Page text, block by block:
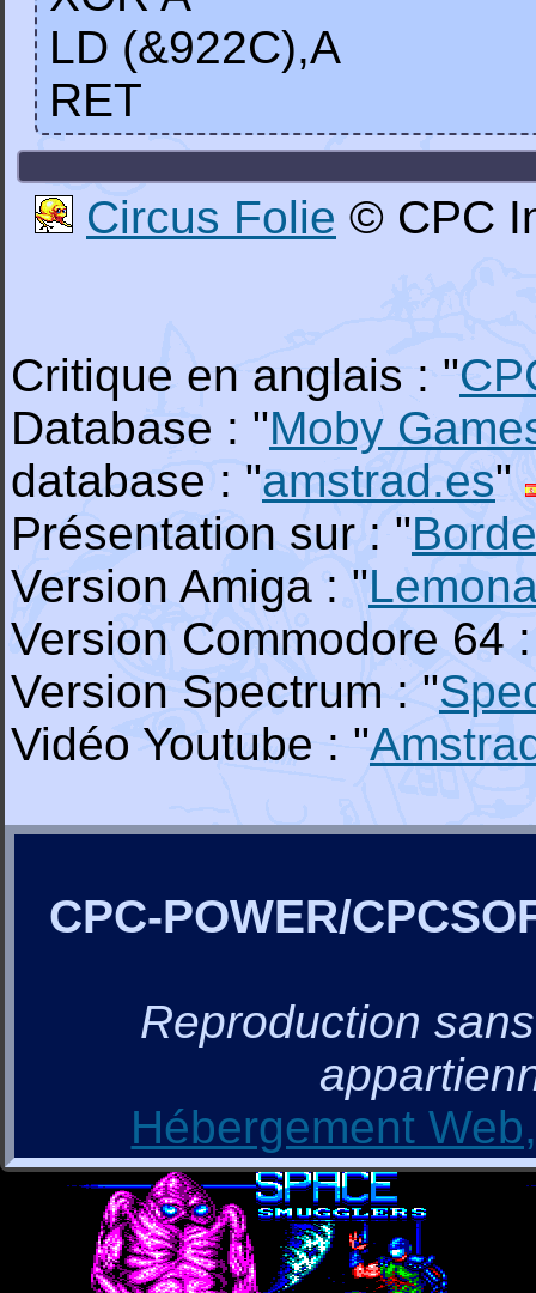
LD (&922C),A
RET
Circus Folie © CPC
Critique en anglais : "
Database : "Moby
database : "amstrad.es"
Présentation sur : "
Version Amiga : "
Version Commodore 64
Version Spectrum : "
Vidéo Youtube : "
CPC-POWER/
Reproduction
Hébergement